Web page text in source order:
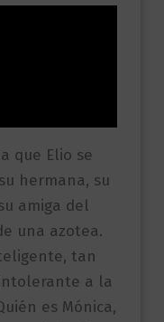
que Elio se
hermana, su
amiga del
una azotea.
tan
a la
es Mónica,